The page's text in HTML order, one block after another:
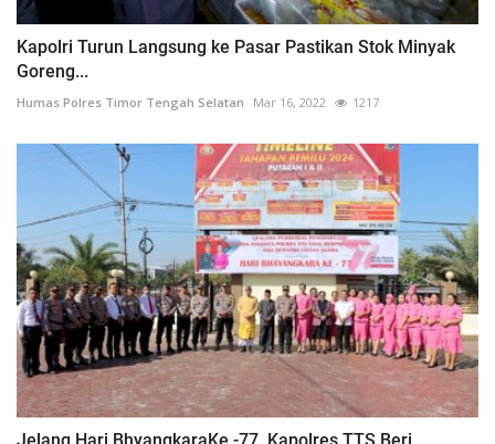
Kapolri Turun Langsung ke Pasar Pastikan Stok Minyak
Goreng...
Humas Polres Timor Tengah Selatan Mar 16, 2022 1217